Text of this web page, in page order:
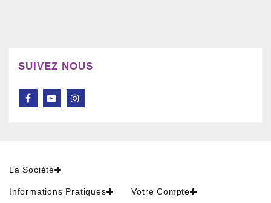
SUIVEZ NOUS
La Société
Informations Pratiques Votre Compte